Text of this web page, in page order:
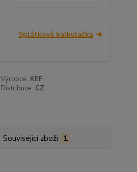
Splátková kalkulačka
Výrobce: KEF
Distribuce: CZ
Související zboží 1